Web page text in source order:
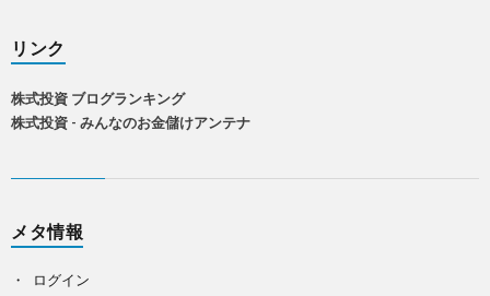
リンク
株式投資 ブログランキング
株式投資 - みんなのお金儲けアンテナ
メタ情報
ログイン